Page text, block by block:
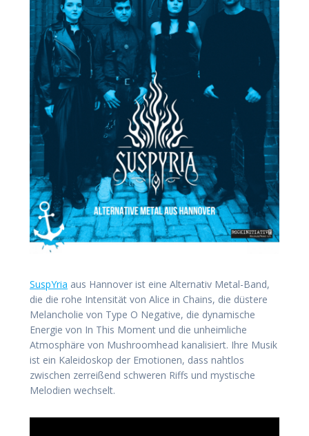
SuspYria aus Hannover ist eine Alternativ Metal-Band,
die die rohe Intensität von Alice in Chains, die düstere
Melancholie von Type O Negative, die dynamische
Energie von In This Moment und die unheimliche
Atmosphäre von Mushroomhead kanalisiert. Ihre Musik
ist ein Kaleidoskop der Emotionen, dass nahtlos
zwischen zerreißend schweren Riffs und mystische
Melodien wechselt.